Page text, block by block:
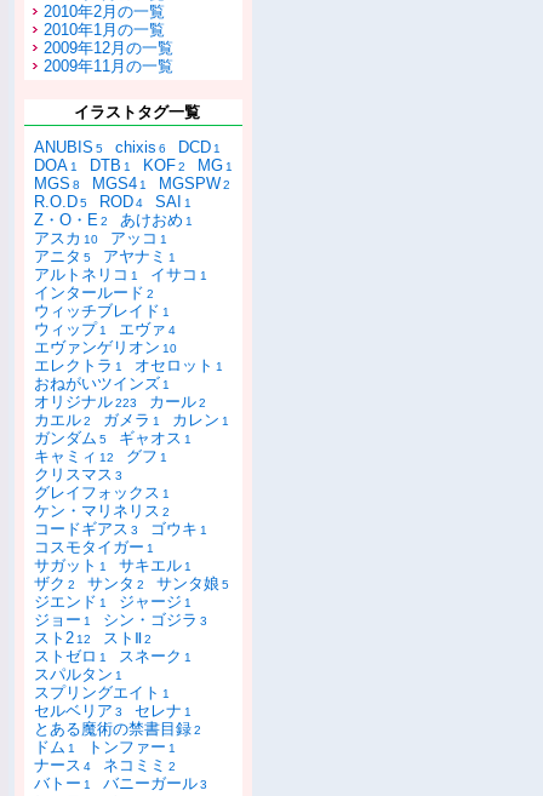
2010年2月の一覧
2010年1月の一覧
2009年12月の一覧
2009年11月の一覧
イラストタグ一覧
ANUBIS 5 chixis 6 DCD 1
DOA 1 DTB 1 KOF2 MG 1
MGS 8 MGS4 1 MGSPW2
R.O.D5 ROD4 SAI 1
Z・O・E2 あけおめ 1
アスカ 10 アッコ 1
アニタ 5 アヤナミ 1
アルトネリコ 1 イサコ 1
インタールード 2
ウィッチブレイド 1
ウィップ 1 エヴァ 4
エヴァンゲリオン 10
エレクトラ 1 オセロット 1
おねがいツインズ 1
オリジナル223 カール2
カエル2 ガメラ 1 カレン 1
ガンダム 5 ギャオス 1
キャミィ 12 グフ 1
クリスマス 3
グレイフォックス 1
ケン・マリネリス 2
コードギアス 3 ゴウキ 1
コスモタイガー 1
サガット 1 サキエル 1
ザク 2 サンタ 2 サンタ娘 5
ジエンド 1 ジャージ 1
ジョー 1 シン・ゴジラ 3
スト2 12 ストⅡ2
ストゼロ 1 スネーク 1
スパルタン 1
スプリングエイト 1
セルベリア 3 セレナ 1
とある魔術の禁書目録2
ドム 1 トンファー 1
ナース 4 ネコミミ 2
バトー 1 バニーガール3